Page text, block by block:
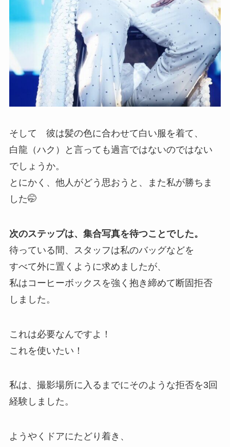
そして 彼は髪の色に合わせて白い服を着て、
白龍（ハク）と言っても過言ではないのではない
でしょうか。
とにかく、他人がどう思おうと、また私が勝ちま
した🤭
次のステップは、集合写真を待つことでした。
待っている間、スタッフは私のバッグなどを
すべて外に置くように求めましたが、
私はコーヒーボックスを強く抱き締めて断固拒否
しました。
これは必要なんですよ！
これを使いたい！
私は、撮影場所に入るまでにそのような拒否を3回
経験しました。
ようやくドアにたどり着き、